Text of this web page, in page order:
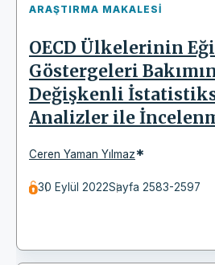
ARAŞTIRMA MAKALESI
OECD Ülkelerinin
Göstergeleri
Değişkenli
Analizler ile
Ceren Yaman Yılmaz*
30 Eylül 2022Sayfa 2583-2597